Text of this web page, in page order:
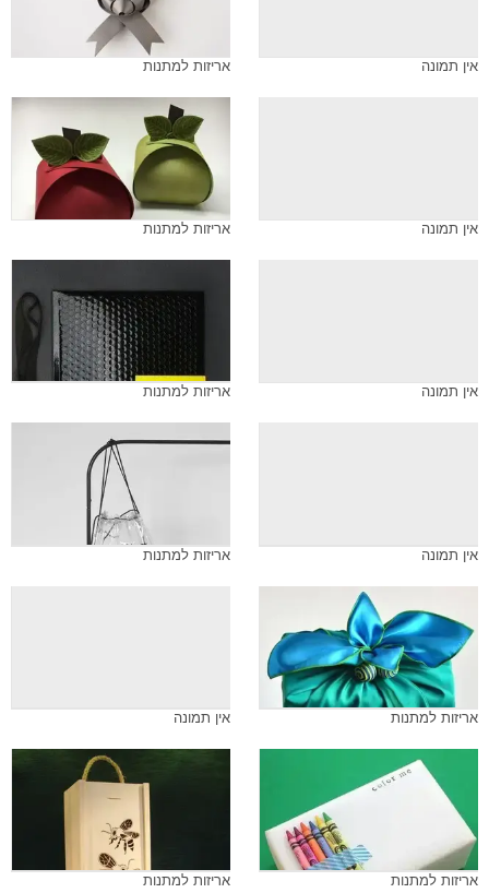
אין תמונה אריזות למתנות
אין תמונה אריזות למתנות
אין תמונה אריזות למתנות
אין תמונה אריזות למתנות
אריזות למתנות אין תמונה
אריזות למתנות אריזות למתנות